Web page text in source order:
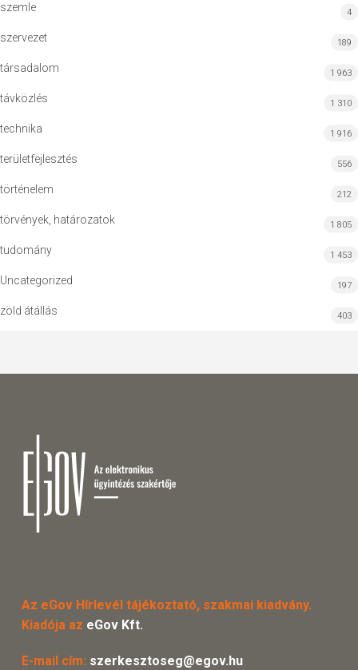
szemle 4
szervezet 189
társadalom 1 963
távközlés 1 310
technika 1 916
területfejlesztés 556
történelem 212
törvények, határozatok 1 805
tudomány 1 453
Uncategorized 197
zöld átállás 403
Az eGov Hírlevél tájékoztató, szakmai kiadvány.
Kiadója az eGov Kft.
E-mail cím: szerkesztoseg@egov.hu